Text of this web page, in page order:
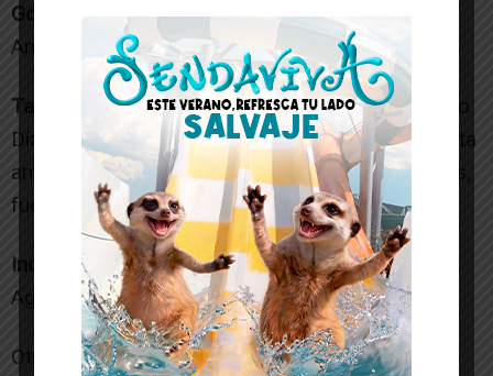
Goles
: 1-0 Pola (min. 9); 2-0 Pirata (min. 27); 2-1
Anás (min. 29).
Tarjetas
: Los colegiados Mayo López y Panadero
Díaz-Concha (comité Madrileño) mostraron tarjeta
amarilla al local Pirata y al visitante Anás. Además,
fue expulsado con dos amarillas Nico Rosa.
Incidencias
: Cerca de 600 espectadores en el
Agustín Mourís.[/ihc-hide-content]
Otras noticias de interés: